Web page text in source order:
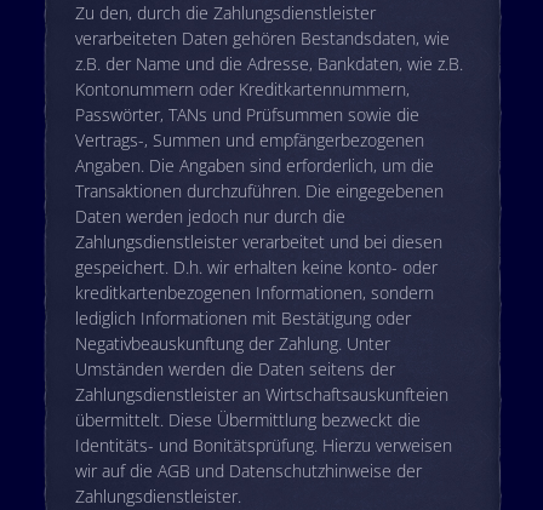
Zu den, durch die Zahlungsdienstleister
verarbeiteten Daten gehören Bestandsdaten, wie
z.B. der Name und die Adresse, Bankdaten, wie z.B.
Kontonummern oder Kreditkartennummern,
Passwörter, TANs und Prüfsummen sowie die
Vertrags-, Summen und empfängerbezogenen
Angaben. Die Angaben sind erforderlich, um die
Transaktionen durchzuführen. Die eingegebenen
Daten werden jedoch nur durch die
Zahlungsdienstleister verarbeitet und bei diesen
gespeichert. D.h. wir erhalten keine konto- oder
kreditkartenbezogenen Informationen, sondern
lediglich Informationen mit Bestätigung oder
Negativbeauskunftung der Zahlung. Unter
Umständen werden die Daten seitens der
Zahlungsdienstleister an Wirtschaftsauskunfteien
übermittelt. Diese Übermittlung bezweckt die
Identitäts- und Bonitätsprüfung. Hierzu verweisen
wir auf die AGB und Datenschutzhinweise der
Zahlungsdienstleister.